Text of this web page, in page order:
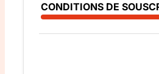
CONDITIONS DE